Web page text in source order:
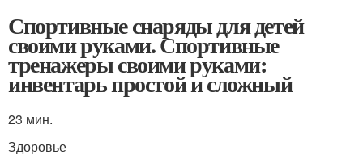
Спортивные снаряды для детей
своими руками. Спортивные
тренажеры своими руками:
инвентарь простой и сложный
23 мин.
Здоровье